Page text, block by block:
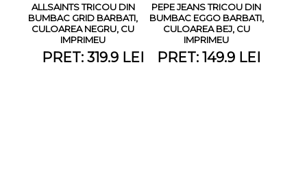
ALLSAINTS TRICOU DIN
BUMBAC GRID BARBATI,
CULOAREA NEGRU, CU
IMPRIMEU
PRET: 319.9 LEI
PEPE JEANS TRICOU DIN
BUMBAC EGGO BARBATI,
CULOAREA BEJ, CU
IMPRIMEU
PRET: 149.9 LEI